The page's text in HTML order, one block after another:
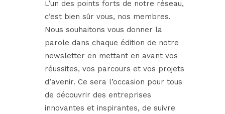
L’un des points forts de notre réseau,
c’est bien sûr vous, nos membres.
Nous souhaitons vous donner la
parole dans chaque édition de notre
newsletter en mettant en avant vos
réussites, vos parcours et vos projets
d’avenir. Ce sera l’occasion pour tous
de découvrir des entreprises
innovantes et inspirantes, de suivre